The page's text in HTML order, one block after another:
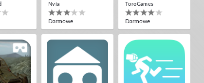
Nvía
Darmowe
ToroGames
Darmowe